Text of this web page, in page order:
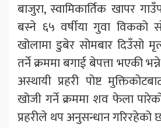
बाजुरा, स्वामिकार्तिक खापर
बस्ने ६५ वर्षीया गुवा विकको
खोलामा डुबेर सोमबार दिउँसो
तर्ने क्रममा बगाई बेपत्ता भएकी
अस्थायी प्रहरी पोष्ट
खोजी गर्ने क्रममा शव फेला
प्रहरीले थप अनुसन्धान गरिरहेको